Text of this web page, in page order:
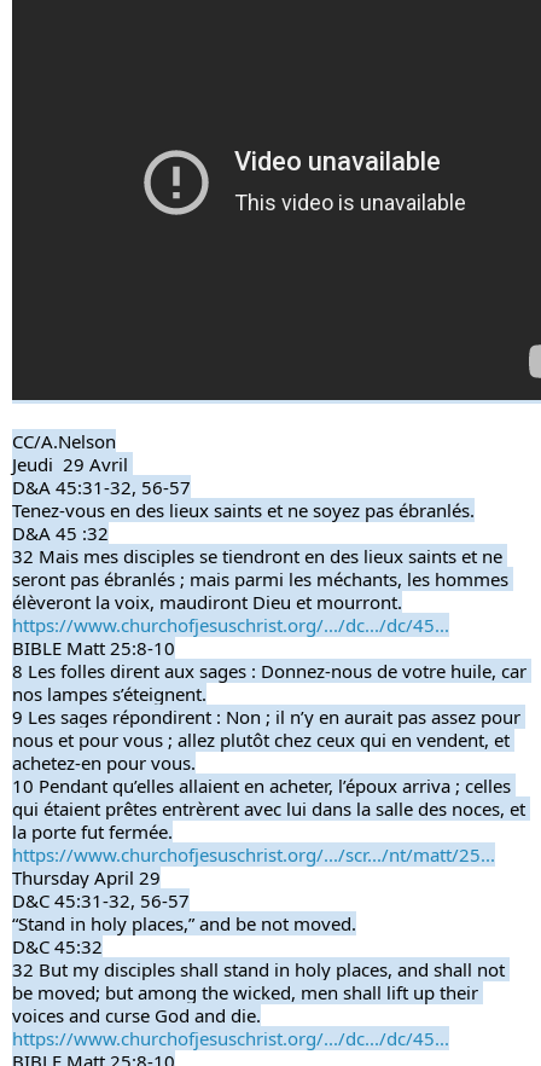
CC/A.Nelson
Jeudi  29 Avril
D&A 45:31-32, 56-57
Tenez-vous en des lieux saints et ne soyez pas ébranlés.
D&A 45 :32
32 Mais mes disciples se tiendront en des lieux saints et ne
seront pas ébranlés ; mais parmi les méchants, les hommes
élèveront la voix, maudiront Dieu et mourront.
https://www.churchofjesuschrist.org/.../dc.../dc/45...
BIBLE Matt 25:8-10
8 Les folles dirent aux sages : Donnez-nous de votre huile, car
nos lampes s’éteignent.
9 Les sages répondirent : Non ; il n’y en aurait pas assez pour
nous et pour vous ; allez plutôt chez ceux qui en vendent, et
achetez-en pour vous.
10 Pendant qu’elles allaient en acheter, l’époux arriva ; celles
qui étaient prêtes entrèrent avec lui dans la salle des noces, et
la porte fut fermée.
https://www.churchofjesuschrist.org/.../scr.../nt/matt/25...
Thursday April 29
D&C 45:31-32, 56-57
“Stand in holy places,” and be not moved.
D&C 45:32
32 But my disciples shall stand in holy places, and shall not
be moved; but among the wicked, men shall lift up their
voices and curse God and die.
https://www.churchofjesuschrist.org/.../dc.../dc/45...
BIBLE Matt 25:8-10